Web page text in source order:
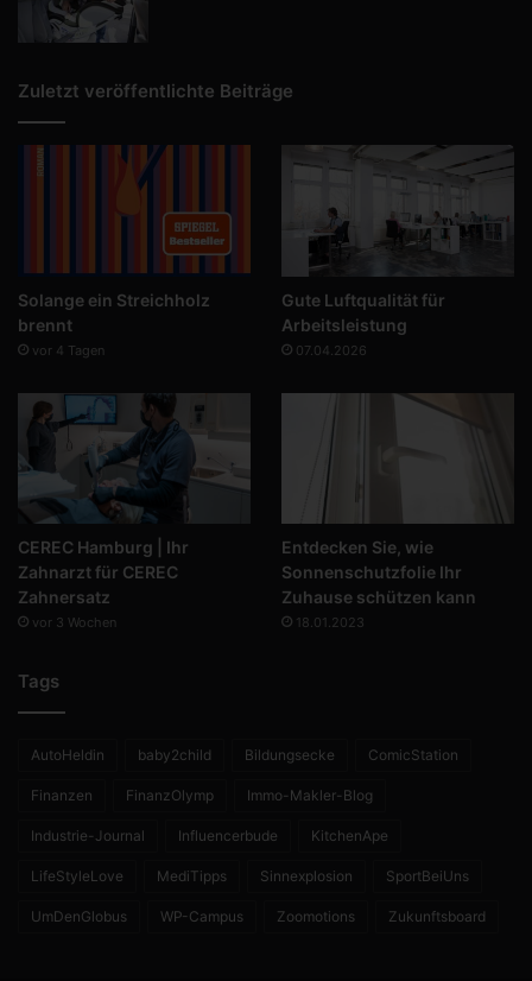
Zuletzt veröffentlichte Beiträge
Solange ein Streichholz
brennt
vor 4 Tagen
Gute Luftqualität für
Arbeitsleistung
07.04.2026
CEREC Hamburg | Ihr
Zahnarzt für CEREC
Zahnersatz
vor 3 Wochen
Entdecken Sie, wie
Sonnenschutzfolie Ihr
Zuhause schützen kann
18.01.2023
Tags
AutoHeldin baby2child Bildungsecke ComicStation
Finanzen FinanzOlymp Immo-Makler-Blog
Industrie-Journal Influencerbude KitchenApe
LifeStyleLove MediTipps Sinnexplosion SportBeiUns
UmDenGlobus WP-Campus Zoomotions Zukunftsboard